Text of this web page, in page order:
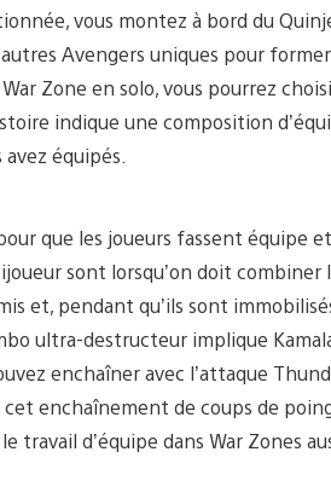
vous montez à bord du
Avengers uniques pour
Zone en solo, vous pourrez
indique une composition
équipés.
que les joueurs fassent équipe
sont lorsqu’on doit combiner
et, pendant qu’ils sont
ultra-destructeur implique
enchaîner avec l’attaque
enchaînement de coups de
travail d’équipe dans War Zones